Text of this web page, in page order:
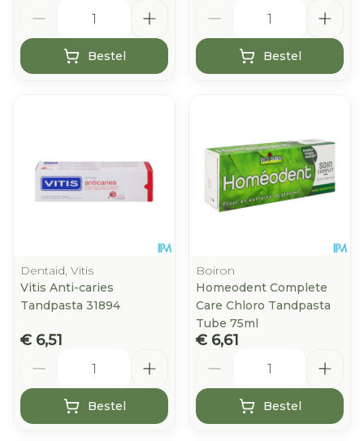
Bestel Bestel
Dentaid, Vitis
Vitis Anti-caries
Tandpasta 31894
€ 6,51
Bestel
Boiron
Homeodent Complete
Care Chloro Tandpasta
Tube 75ml
€ 6,61
Bestel